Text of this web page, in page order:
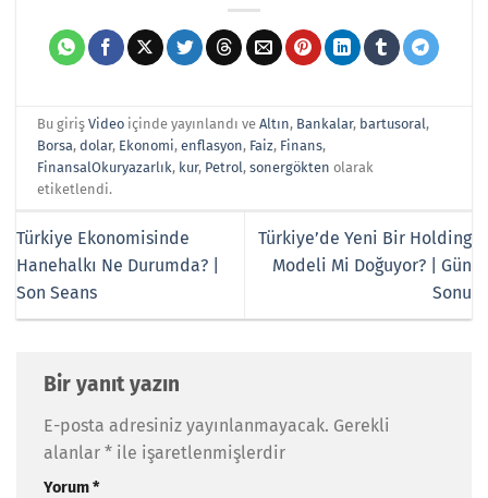
Bu girişVideo içinde yayınlandı veAltın, Bankalar, bartusoral,
Borsa,dolar, Ekonomi,enflasyon, Faiz, Finans,
FinansalOkuryazarlık, kur, Petrol,sonergökten olarak
etiketlendi.
Türkiye Ekonomisinde
Hanehalkı Ne Durumda? |
Son Seans
Türkiye’de Yeni Bir Holding
Modeli Mi Doğuyor? | Gün
Sonu
Bir yanıt yazın
E-posta adresiniz yayınlanmayacak. Gerekli
alanlar * ile işaretlenmişlerdir
Yorum*